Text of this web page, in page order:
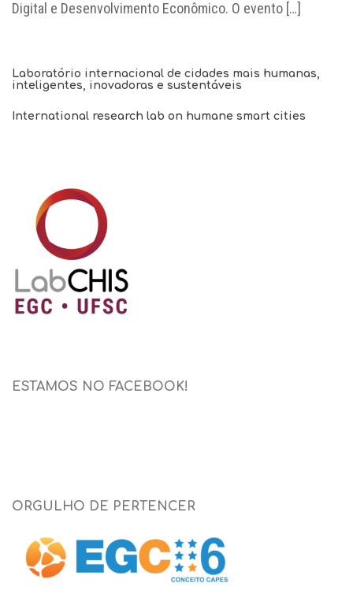
Digital e Desenvolvimento Econômico. O evento […]
Laboratório internacional de cidades mais humanas,
inteligentes, inovadoras e sustentáveis
International research lab on humane smart cities
ESTAMOS NO FACEBOOK!
ORGULHO DE PERTENCER